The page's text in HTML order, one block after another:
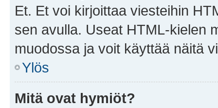
Et. Et voi kirjoittaa viesteihin
sen avulla. Useat HTML-kielen
muodossa ja voit käyttää näitä
Ylös
Mitä ovat hymiöt?